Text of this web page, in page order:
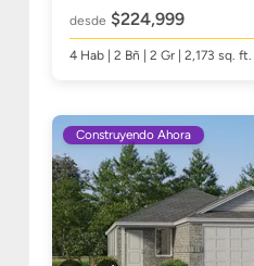
desde $224,999
4 Hab | 2 Bñ | 2 Gr | 2,173 sq. ft.
Construyendo Ahora